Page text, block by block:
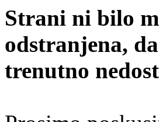
Strani ni bilo
odstranjena,
trenutno